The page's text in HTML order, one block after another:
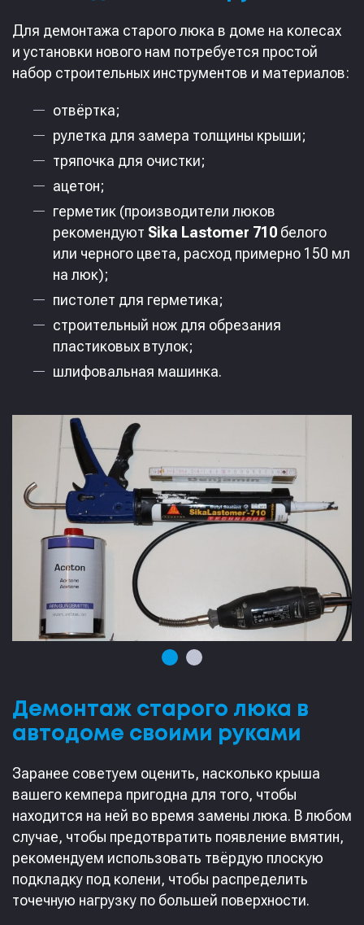
Для демонтажа старого люка в доме на колесах
и установки нового нам потребуется простой
набор строительных инструментов и материалов:
отвёртка;
рулетка для замера толщины крыши;
тряпочка для очистки;
ацетон;
герметик (производители люков
рекомендуют Sika Lastomer 710 белого
или черного цвета, расход примерно 150 мл
на люк);
пистолет для герметика;
строительный нож для обрезания
пластиковых втулок;
шлифовальная машинка.
Демонтаж старого люка в
автодоме своими руками
Заранее советуем оценить, насколько крыша
вашего кемпера пригодна для того, чтобы
находится на ней во время замены люка. В любом
случае, чтобы предотвратить появление вмятин,
рекомендуем использовать твёрдую плоскую
подкладку под колени, чтобы распределить
точечную нагрузку по большей поверхности.